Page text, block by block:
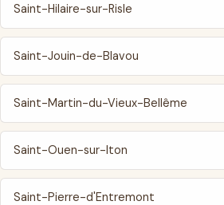
Saint-Hilaire-sur-Risle
Saint-Jouin-de-Blavou
Saint-Martin-du-Vieux-Bellême
Saint-Ouen-sur-Iton
Saint-Pierre-d'Entremont